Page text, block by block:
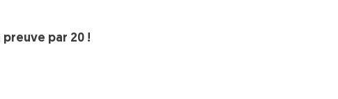
par 20 !